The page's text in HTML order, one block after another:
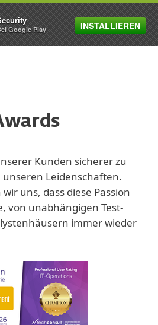
MENU
Kunden sicherer zu
Leidenschaften.
uns, dass diese Passion
von unabhängigen Test-
immer wieder
Google Play INSTALLIEREN